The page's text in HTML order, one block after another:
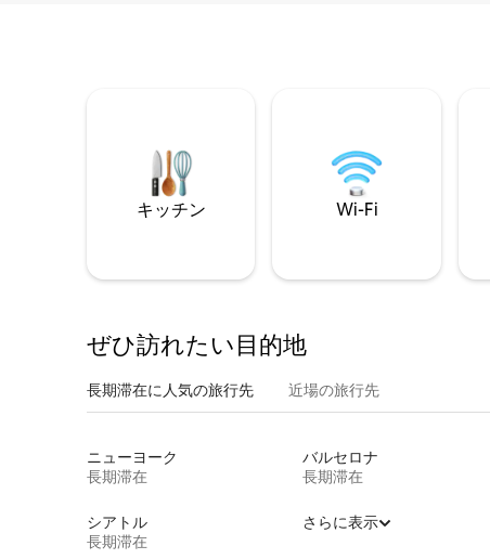
キッチン Wi-Fi
ぜひ訪⁠れ⁠た⁠い目⁠的⁠地
長期滞在に人気の旅行先 近場の旅行先
ニューヨーク
長期滞在
バルセロナ
長期滞在
シアトル
長期滞在
さらに表示